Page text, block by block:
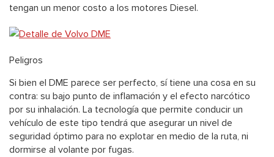
tengan un menor costo a los motores Diesel.
Peligros
Si bien el DME parece ser perfecto, sí tiene una cosa en su
contra: su bajo punto de inflamación y el efecto narcótico
por su inhalación. La tecnología que permite conducir un
vehículo de este tipo tendrá que asegurar un nivel de
seguridad óptimo para no explotar en medio de la ruta, ni
dormirse al volante por fugas.